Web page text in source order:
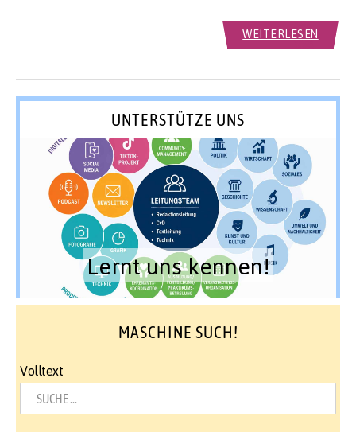
WEITERLESEN
UNTERSTÜTZE UNS
Lernt uns kennen!
MASCHINE SUCH!
Volltext